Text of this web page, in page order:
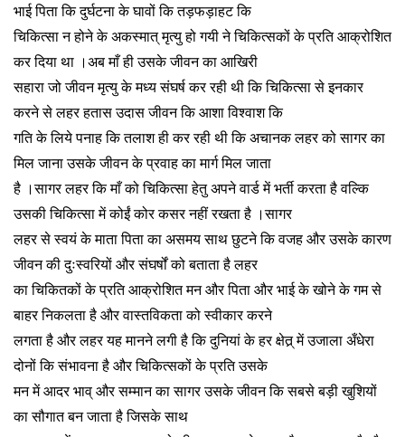
भाई पिता कि दुर्घटना के घावों कि तड़फड़ाहट कि
चिकित्सा न होने के अकस्मात् मृत्यु हो गयी ने चिकित्सकों के प्रति आक्रोशित
कर दिया था ।अब माँ ही उसके जीवन का आखिरी
सहारा जो जीवन मृत्यु के मध्य संघर्ष कर रही थी कि चिकित्सा से इनकार
करने से लहर हतास उदास जीवन कि आशा विश्वाश कि
गति के लिये पनाह कि तलाश ही कर रही थी कि अचानक लहर को सागर का
मिल जाना उसके जीवन के प्रवाह का मार्ग मिल जाता
है ।सागर लहर कि माँ को चिकित्सा हेतु अपने वार्ड में भर्ती करता है वल्कि
उसकी चिकित्सा में कोईं कोर कसर नहीं रखता है ।सागर
लहर से स्वयं के माता पिता का असमय साथ छुटने कि वजह और उसके कारण
जीवन की दुःस्वरियों और संघर्षों को बताता है लहर
का चिकितकों के प्रति आक्रोशित मन और पिता और भाई के खोने के गम से
बाहर निकलता है और वास्तविकता को स्वीकार करने
लगता है और लहर यह मानने लगी है कि दुनियां के हर क्षेत्र् में उजाला अँधेरा
दोनों कि संभावना है और चिकित्सकों के प्रति उसके
मन में आदर भाव् और सम्मान का सागर उसके जीवन कि सबसे बड़ी खुशियों
का सौगात बन जाता है जिसके साथ